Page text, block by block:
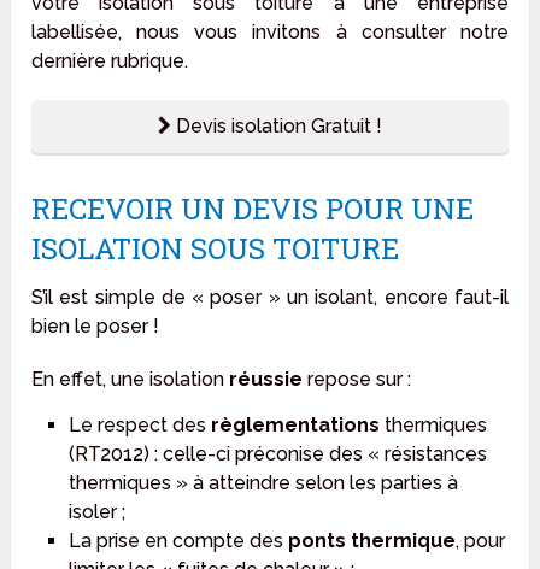
labellisée, nous vous invitons à consulter notre
dernière rubrique.
Devis isolation Gratuit !
RECEVOIR UN DEVIS POUR UNE
ISOLATION SOUS TOITURE
S’il est simple de « poser » un isolant, encore faut-il
bien le poser !
En effet, une isolation réussie repose sur :
Le respect des règlementations thermiques
(RT2012) : celle-ci préconise des « résistances
thermiques » à atteindre selon les parties à
isoler ;
La prise en compte des ponts thermique, pour